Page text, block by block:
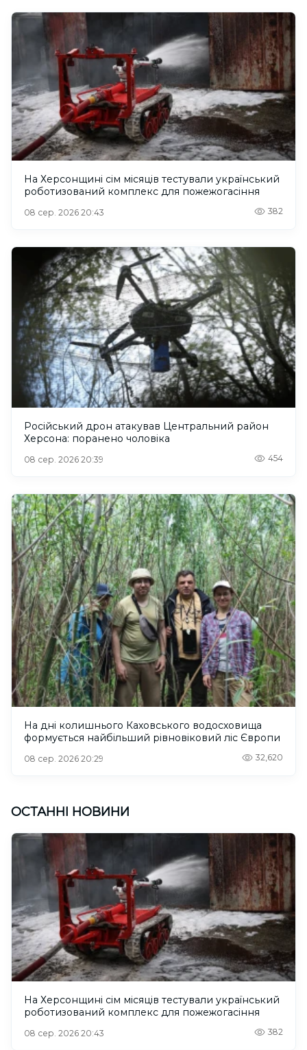
На Херсонщині сім місяців тестували український
роботизований комплекс для пожежогасіння
08 сер. 2026 20:43 382
Російський дрон атакував Центральний район
Херсона: поранено чоловіка
08 сер. 2026 20:39 454
На дні колишнього Каховського водосховища
формується найбільший рівновіковий ліс Європи
08 сер. 2026 20:29 32,620
ОСТАННІ НОВИНИ
На Херсонщині сім місяців тестували український
роботизований комплекс для пожежогасіння
08 сер. 2026 20:43 382